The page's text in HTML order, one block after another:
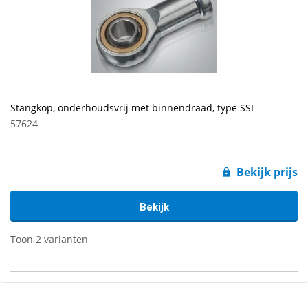
Stangkop, onderhoudsvrij met binnendraad, type SSI
57624
Bekijk prijs
Bekijk
Toon 2 varianten